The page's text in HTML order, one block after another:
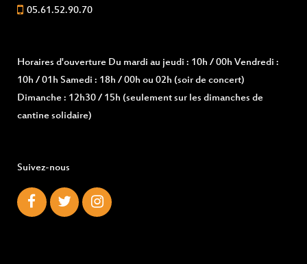
05.61.52.90.70
Horaires d'ouverture Du mardi au jeudi : 10h / 00h Vendredi :
10h / 01h Samedi : 18h / 00h ou 02h (soir de concert)
Dimanche : 12h30 / 15h (seulement sur les dimanches de
cantine solidaire)
Suivez-nous